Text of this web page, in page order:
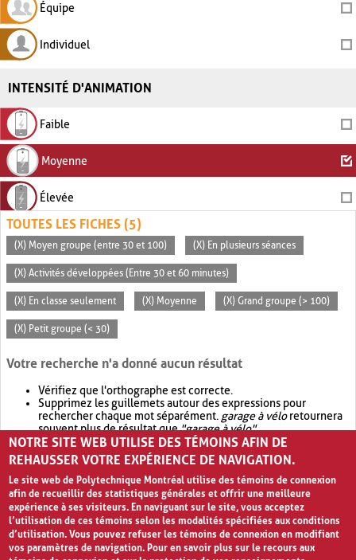
Équipe
Individuel
INTENSITÉ D'ANIMATION
Faible
Moyenne
Élevée
TOUTES LES FICHES (5)
(X) Moyen groupe (entre 30 et 100) (X) En plusieurs séances
(X) Activités développées (Entre 30 et 60 minutes)
(X) En classe seulement (X) Moyenne (X) Grand groupe (> 100)
(X) Petit groupe (< 30)
Votre recherche n'a donné aucun résultat
Vérifiez que l'orthographe est correcte.
Supprimez les guillemets autour des expressions pour
rechercher chaque mot séparément. garage à véloretournera
souvent plus de résultat que"garage à vélo".
Envisagez d'élargir votre recherche avec OR.garage OR vélo
retournera souvent plus de résultat quegarage à vélo
NOTRE SITE WEB UTILISE DES TÉMOINS AFIN DE
REHAUSSER VOTRE EXPÉRIENCE DE NAVIGATION.
Le site web de Polytechnique Montréal utilise des témoins de connexion
afin de recueillir des statistiques générales et offrir une meilleure
expérience à ses visiteurs. En naviguant sur le site, vous acceptez
l’utilisation de ces témoins selon les modalités spécifiées aux conditions
d’utilisation. Vous pouvez refuser les témoins de connexion en modifiant
vos paramètres de navigation. Pour en savoir plus sur le recours aux